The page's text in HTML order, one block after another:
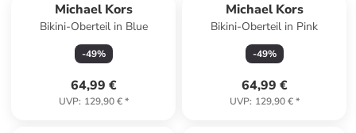
Michael Kors
Bikini-Oberteil in Blue
-49%
64,99 €
UVP: 129,90 €*
Michael Kors
Bikini-Oberteil in Pink
-49%
64,99 €
UVP: 129,90 €*